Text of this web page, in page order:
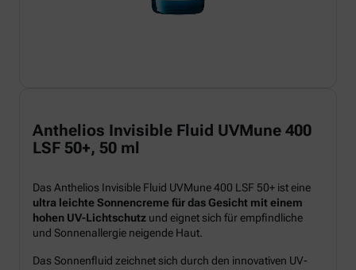
Anthelios Invisible Fluid UVMune 400
LSF 50+, 50 ml
Das Anthelios Invisible Fluid UVMune 400 LSF 50+ ist eine
ultra leichte Sonnencreme für das Gesicht mit einem
hohen UV-Lichtschutz und eignet sich für empfindliche
und Sonnenallergie neigende Haut.
Das Sonnenfluid zeichnet sich durch den innovativen UV-